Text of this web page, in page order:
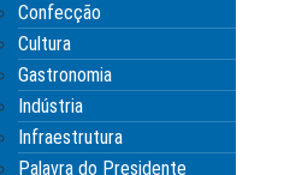
Confecção
Cultura
Gastronomia
Indústria
Infraestrutura
Palavra do Presidente